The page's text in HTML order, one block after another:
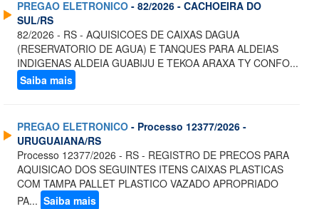
PREGAO ELETRONICO - 82/2026 - CACHOEIRA DO
SUL/RS
82/2026 - RS - AQUISICOES DE CAIXAS DAGUA
(RESERVATORIO DE AGUA) E TANQUES PARA ALDEIAS
INDIGENAS ALDEIA GUABIJU E TEKOA ARAXA TY CONFO...
Saiba mais
PREGAO ELETRONICO - Processo 12377/2026 -
URUGUAIANA/RS
Processo 12377/2026 - RS - REGISTRO DE PRECOS PARA
AQUISICAO DOS SEGUINTES ITENS CAIXAS PLASTICAS
COM TAMPA PALLET PLASTICO VAZADO APROPRIADO
PA... Saiba mais